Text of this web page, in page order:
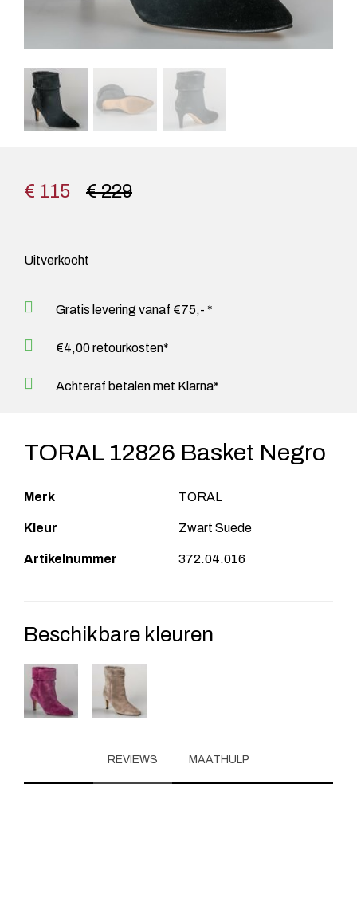
€ 229
€ 115
Uitverkocht
Gratis levering vanaf €75,- *
€4,00 retourkosten*
Achteraf betalen met Klarna*
TORAL 12826 Basket Negro
Merk TORAL
Kleur Zwart Suede
Artikelnummer 372.04.016
Beschikbare kleuren
REVIEWS MAATHULP